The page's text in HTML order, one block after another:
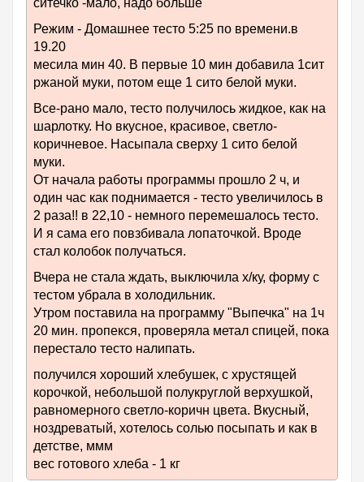
Режим - Домашнее тесто 5:25 по времени.в
19.20
месила мин 40. В первые 10 мин добавила 1сит
ржаной муки, потом еще 1 сито белой муки.
Все-рано мало, тесто получилось жидкое, как на
шарлотку. Но вкусное, красивое, светло-
коричневое. Насыпала сверху 1 сито белой
муки.
От начала работы программы прошло 2 ч, и
один час как поднимается - тесто увеличилось в
2 раза!! в 22,10 - немного перемешалось тесто.
И я сама его повзбивала лопаточкой. Вроде
стал колобок получаться.
Вчера не стала ждать, выключила х/ку, форму с
тестом убрала в холодильник.
Утром поставила на программу "Выпечка" на 1ч
20 мин. пропекся, проверяла метал спицей, пока
перестало тесто налипать.
получился хороший хлебушек, с хрустящей
корочкой, небольшой полукруглой верхушкой,
равномерного светло-коричн цвета. Вкусный,
ноздреватый, хотелось солью посыпать и как в
детстве, ммм
вес готового хлеба - 1 кг